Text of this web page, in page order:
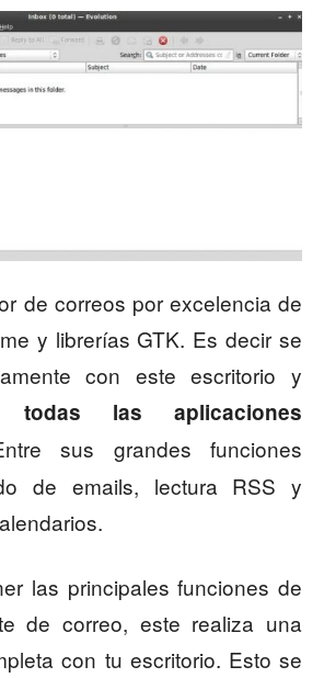
de correos por excelencia de
y librerías GTK. Es decir se
con este escritorio y
las aplicaciones
sus grandes funciones
de emails, lectura RSS y
las principales funciones de
de correo, este realiza una
con tu escritorio. Esto se